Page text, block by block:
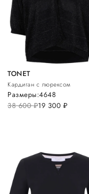
TONET
Кардиган с люрексом
38 600руб.19 300 руб.
Размеры:4648